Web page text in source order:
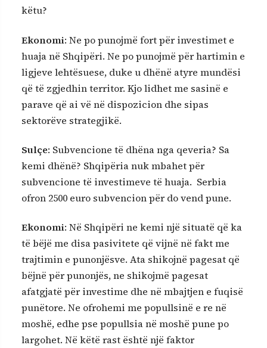
këtu?
Ekonomi: Ne po punojmë fort për investimet e
huaja në Shqipëri. Ne po punojmë për hartimin e
ligjeve lehtësuese, duke u dhënë atyre mundësi
që të zgjedhin territor. Kjo lidhet me sasinë e
parave që ai vë në dispozicion dhe sipas
sektorëve strategjikë.
Sulçe: Subvencione të dhëna nga qeveria? Sa
kemi dhënë? Shqipëria nuk mbahet për
subvencione të investimeve të huaja. Serbia
ofron 2500 euro subvencion për do vend pune.
Ekonomi: Në Shqipëri ne kemi një situatë që ka
të bëjë me disa pasivitete që vijnë në fakt me
trajtimin e punonjësve. Ata shikojnë pagesat që
bëjnë për punonjës, ne shikojmë pagesat
afatgjatë për investime dhe në mbajtjen e fuqisë
punëtore. Ne ofrohemi me popullsinë e re në
moshë, edhe pse popullsia në moshë pune po
largohet. Në këtë rast është një faktor